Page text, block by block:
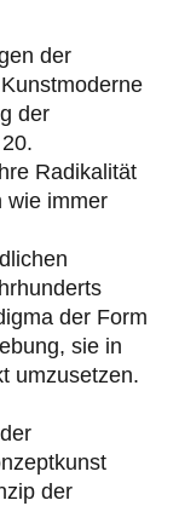
der
der
Radikalität
wie immer
der Form
sie in
umzusetzen.
der